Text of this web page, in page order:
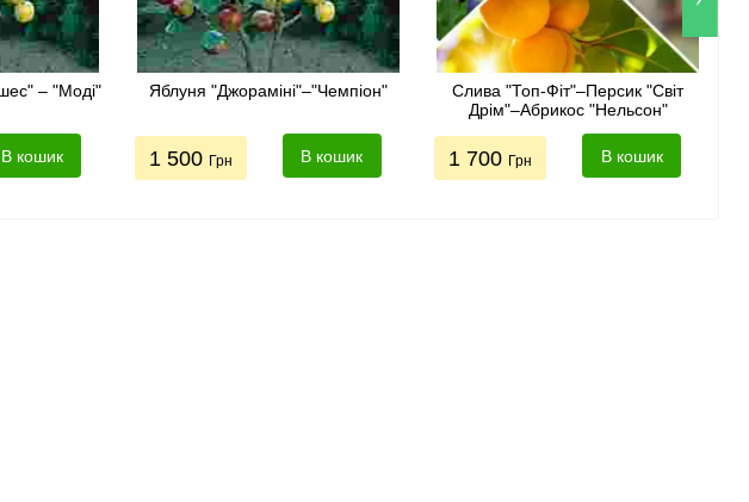
– "Моді"
В кошик
Яблуня "Джораміні"–"Чемпіон"
1 500 Грн В кошик
Слива "Топ-Фіт"–Персик "Світ
Дрім"–Абрикос "Нельсон"
1 700 Грн В кошик